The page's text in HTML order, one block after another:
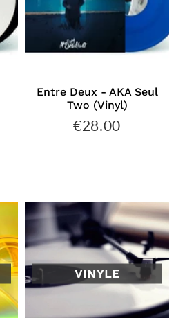
Entre Deux - AKA Seul
Two (Vinyl)
Prix
€28.00
VINYLE